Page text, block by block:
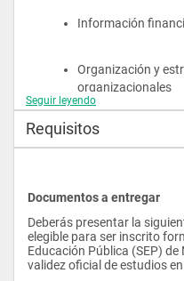
directivas y de
conocimientos para
diagnósticos financieros,
económicos, así como
convenientes para la
de reducir los riesgos
El alumno cursará las
Dentro del plan de estudios
fortalecimiento de la
debe completar el
Neurolingüística.
Información
Organización y
organizacionales
Contabilidad
costos
Comportamiento
Planeación y
Seguir leyendo
Requisitos
Documentos a entregar
Deberás presentar la
elegible para ser inscrito
Educación Pública (SEP)
validez oficial de estudios